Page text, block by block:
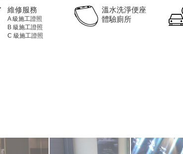
維修服務
A 級施工證照
B 級施工證照
C 級施工證照
溫水洗淨便座
體驗廁所